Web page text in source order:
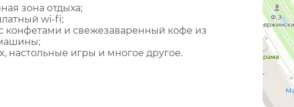
зона отдыха;
wi-fi;
конфетами и свежезаваренный кофе из
настольные игры и многое другое.